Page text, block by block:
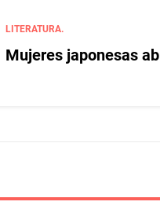
LITERATURA.
Mujeres japonesas